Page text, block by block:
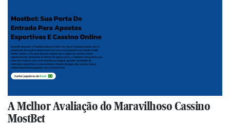
A Melhor Avaliação do Maravilhoso Cassino
MostBet